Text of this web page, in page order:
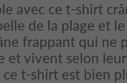
avec ce t-shirt
de la plage et
frappant qui ne
et vivent selon
ce t-shirt est bien